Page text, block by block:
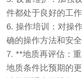
件都处于良好的工作
6. 操作培训：对操
确的操作方法和安全
7. **地质再评估：
地质条件比预期的